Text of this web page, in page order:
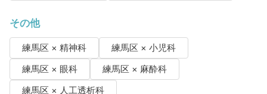
その他
練馬区 × 精神科
練馬区 × 小児科
練馬区 × 眼科
練馬区 × 麻酔科
練馬区 × 人工透析科